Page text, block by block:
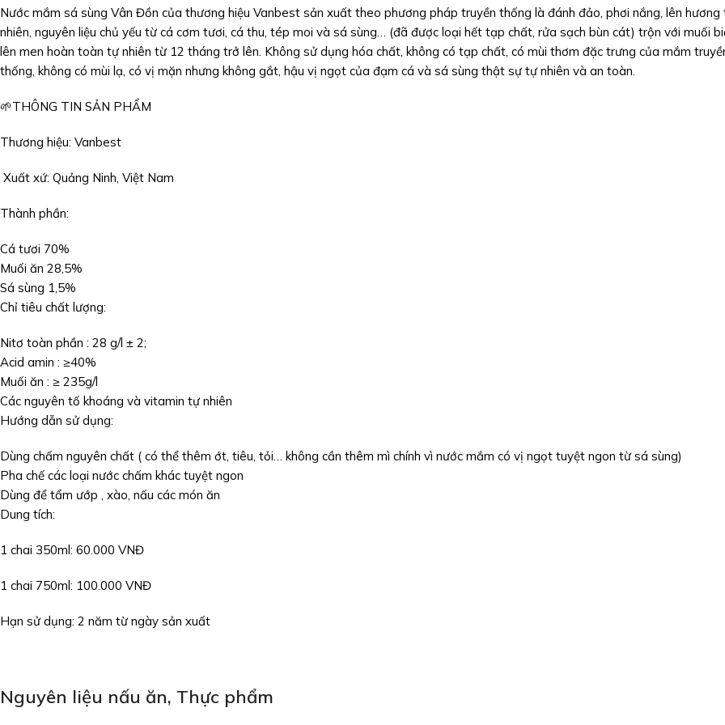
Nước mắm sá sùng Vân Đồn của thương hiệu Vanbest sản xuất theo phương pháp truyền thống là đánh đảo, phơi nắng, lên hương
nhiên, nguyên liệu chủ yếu từ cá cơm tươi, cá thu, tép moi và sá sùng… (đã được loại hết tạp chất, rửa sạch bùn cát) trộn với muối
lên men hoàn toàn tự nhiên từ 12 tháng trở lên. Không sử dụng hóa chất, không có tạp chất, có mùi thơm đặc trưng của mắm
thống, không có mùi lạ, có vị mặn nhưng không gắt, hậu vị ngọt của đạm cá và sá sùng thật sự tự nhiên và an toàn.
🌱THÔNG TIN SẢN PHẨM
Thương hiệu: Vanbest
Xuất xứ: Quảng Ninh, Việt Nam
Thành phần:
Cá tươi 70%
Muối ăn 28,5%
Sá sùng 1,5%
Chỉ tiêu chất lượng:
Nitơ toàn phần : 28 g/l ± 2;
Acid amin : ≥40%
Muối ăn : ≥ 235g/l
Các nguyên tố khoáng và vitamin tự nhiên
Hướng dẫn sử dụng:
Dùng chấm nguyên chất ( có thể thêm ớt, tiêu, tỏi… không cần thêm mì chính vì nước mắm có vị ngọt tuyệt ngon từ sá sùng)
Pha chế các loại nước chấm khác tuyệt ngon
Dùng để tẩm ướp , xào, nấu các món ăn
Dung tích:
1 chai 350ml: 60.000 VNĐ
1 chai 750ml: 100.000 VNĐ
Hạn sử dụng: 2 năm từ ngày sản xuất
Nguyên liệu nấu ăn, Thực phẩm